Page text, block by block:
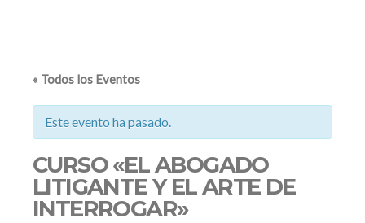
« Todos los Eventos
Este evento ha pasado.
CURSO «EL ABOGADO
LITIGANTE Y EL ARTE DE
INTERROGAR»